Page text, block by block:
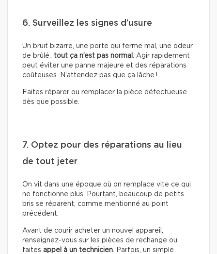
6. Surveillez les signes d’usure
Un bruit bizarre, une porte qui ferme mal, une odeur
de brûlé : tout ça n’est pas normal
. Agir rapidement
peut éviter une panne majeure et des réparations
coûteuses. N’attendez pas que ça lâche !
Faites réparer ou remplacer la pièce défectueuse
dès que possible.
7. Optez pour des réparations au lieu
de tout jeter
On vit dans une époque où on remplace vite ce qui
ne fonctionne plus. Pourtant, beaucoup de petits
bris se réparent, comme mentionné au point
précédent.
Avant de courir acheter un nouvel appareil,
renseignez-vous sur les pièces de rechange ou
faites appel à un technicien . Parfois, un simple